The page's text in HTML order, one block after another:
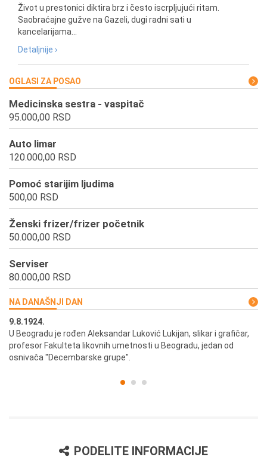
Život u prestonici diktira brz i često iscrpljujući ritam.
Saobraćajne gužve na Gazeli, dugi radni sati u
kancelarijama...
Detaljnije ›
OGLASI ZA POSAO
Medicinska sestra - vaspitač
95.000,00 RSD
Auto limar
120.000,00 RSD
Pomoć starijim ljudima
500,00 RSD
Ženski frizer/frizer početnik
50.000,00 RSD
Serviser
80.000,00 RSD
NA DANAŠNJI DAN
9.8.1924.
U Beogradu je rođen Aleksandar Luković Lukijan, slikar i grafičar,
profesor Fakulteta likovnih umetnosti u Beogradu, jedan od
osnivača "Decembarske grupe".
PODELITE INFORMACIJE